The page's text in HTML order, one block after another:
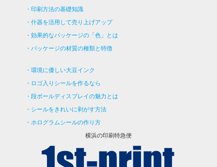
印刷方法の基礎知識
什器を活用して売り上げアップ
効果的なパッケージの「色」とは
パッケージの材質の種類と特徴
環境に優しい大豆インク
ロゴ入りシールを作るなら
段ボールディスプレイの魅力とは
シールをきれいに剥がす方法
ホログラムシールの作り方
横浜の印刷特急便